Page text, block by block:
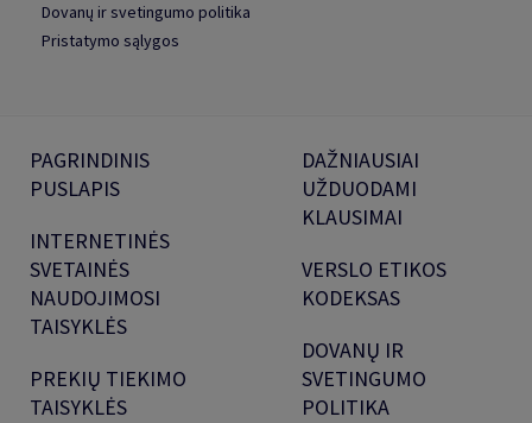
Dovanų ir svetingumo politika
Pristatymo sąlygos
PAGRINDINIS
PUSLAPIS
INTERNETINĖS
SVETAINĖS
NAUDOJIMOSI
TAISYKLĖS
PREKIŲ TIEKIMO
TAISYKLĖS
DAŽNIAUSIAI
UŽDUODAMI
KLAUSIMAI
VERSLO ETIKOS
KODEKSAS
DOVANŲ IR
SVETINGUMO
POLITIKA